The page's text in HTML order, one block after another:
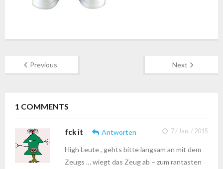
Previous Next
1 COMMENTS
fck it Antworten 7 / Jan. / 2015
High Leute , gehts bitte langsam an mit dem
Zeugs … wiegt das Zeug ab – zum rantasten